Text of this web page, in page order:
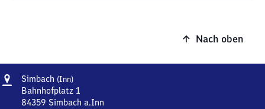
Nach oben
Adresse
Simbach (Inn)Simbach
(Inn)
Bahnhofplatz 1
84359 Simbach a.Inn